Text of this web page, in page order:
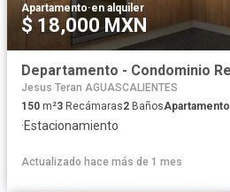
Apartamento·en alquiler
$ 18,000 MXN
Jesus Teran AGUASCALIENTES
150 m²3 Recámaras2 BañosApartamento
·Estacionamiento
Actualizado hace más de 1 mes